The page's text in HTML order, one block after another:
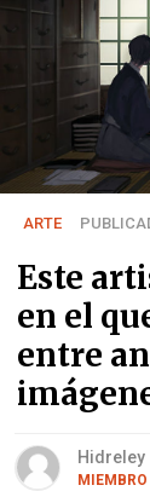
ARTE
Este
en el
entre
Hidreley